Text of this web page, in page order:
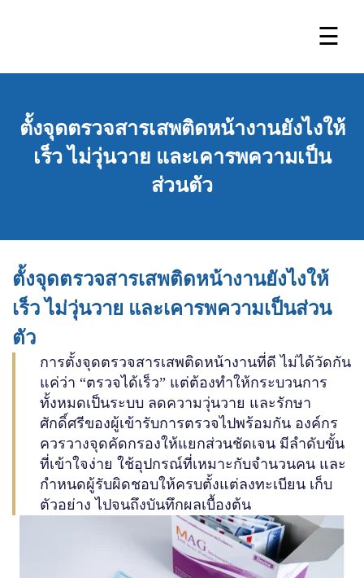
☰
ตั้งจุดตรวจสารเสพติดหน้างานยังไงให้
เร็ว ไม่วุ่นวาย และเคารพความเป็น
ส่วนตัว
ตั้งจุดตรวจสารเสพติดหน้างานยังไงให้
เร็ว ไม่วุ่นวาย และเคารพความเป็นส่วน
ตัว
การตั้งจุดตรวจสารเสพติดหน้างานที่ดี ไม่ได้วัดกัน
แค่ว่า “ตรวจได้เร็ว” แต่ต้องทำให้กระบวนการ
ทั้งหมดเป็นระบบ ลดความวุ่นวาย และรักษา
ศักดิ์ศรีของผู้เข้ารับการตรวจไปพร้อมกัน องค์กร
ควรวางจุดคัดกรองให้แยกส่วนชัดเจน มีลำดับขั้น
ที่เข้าใจง่าย ใช้อุปกรณ์ที่เหมาะกับจำนวนคน และ
กำหนดผู้รับผิดชอบให้ครบตั้งแต่ลงทะเบียน เก็บ
ตัวอย่าง ไปจนถึงบันทึกผลเบื้องต้น